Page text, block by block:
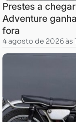
Prestes a
Adventure
fora
4 agosto de 2026 às